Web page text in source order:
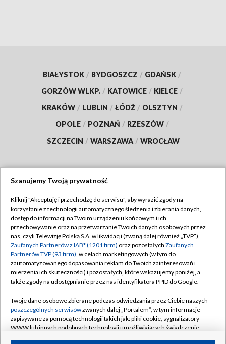
BIAŁYSTOK / BYDGOSZCZ / GDAŃSK /
GORZÓW WLKP. / KATOWICE / KIELCE /
KRAKÓW / LUBLIN / ŁÓDŹ / OLSZTYN /
OPOLE / POZNAŃ / RZESZÓW /
SZCZECIN / WARSZAWA / WROCŁAW
TVP
Abonament TVP
Emisja w TVP
Centrum informacji TVP
Naziemna Telewizja Cyfrowa
Rada Programowa
System NOS
Informacje o nadawcy
Regulamin TVP
Polityka prywatności
Moje zgody
Pomoc
Kontakt
Szanujemy Twoją prywatność
Kliknij "Akceptuję i przechodzę do serwisu", aby wyrazić zgody na
korzystanie z technologii automatycznego śledzenia i zbierania danych,
dostęp do informacji na Twoim urządzeniu końcowym i ich
przechowywanie oraz na przetwarzanie Twoich danych osobowych przez
nas, czyli Telewizję Polską S.A. w likwidacji (zwaną dalej również „TVP”),
Zaufanych Partnerów z IAB* (1201 firm) oraz pozostałych Zaufanych
Partnerów TVP (93 firm), w celach marketingowych (w tym do
zautomatyzowanego dopasowania reklam do Twoich zainteresowań i
mierzenia ich skuteczności) i pozostałych, które wskazujemy poniżej, a
także zgody na udostępnianie przez nas identyfikatora PPID do Google.
Twoje dane osobowe zbierane podczas odwiedzania przez Ciebie naszych
poszczególnych serwisówzwanych dalej „Portalem”, w tym informacje
zapisywane za pomocą technologii takich jak: pliki cookie, sygnalizatory
WWW lub innych podobnych technologii umożliwiających świadczenie